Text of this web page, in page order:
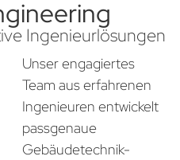
Ingenieurlösungen
Unser engagiertes
Team aus erfahrenen
Ingenieuren entwickelt
passgenaue
Gebäudetechnik-